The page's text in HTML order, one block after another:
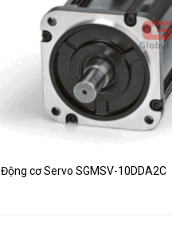
Động cơ Servo SGMSV-10DDA2C